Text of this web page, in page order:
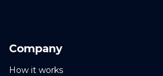
Company
How it works